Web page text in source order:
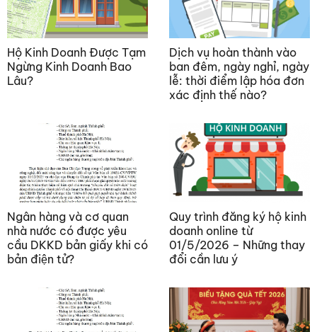
Hộ Kinh Doanh Được Tạm
Ngừng Kinh Doanh Bao
Lâu?
Dịch vụ hoàn thành vào
ban đêm, ngày nghỉ, ngày
lễ: thời điểm lập hóa đơn
xác định thế nào?
Ngân hàng và cơ quan
nhà nước có được yêu
cầu DKKD bản giấy khi có
bản điện tử?
Quy trình đăng ký hộ kinh
doanh online từ
01/5/2026 – Những thay
đổi cần lưu ý